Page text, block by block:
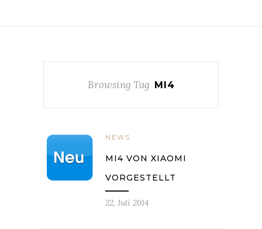
Browsing Tag MI4
NEWS
MI4 VON XIAOMI
VORGESTELLT
22. Juli 2014